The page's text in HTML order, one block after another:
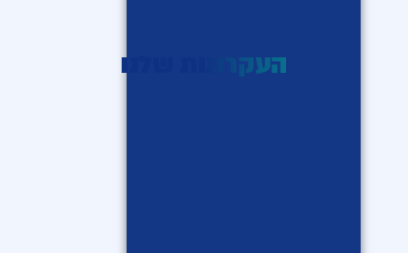
העקרונות שלנו